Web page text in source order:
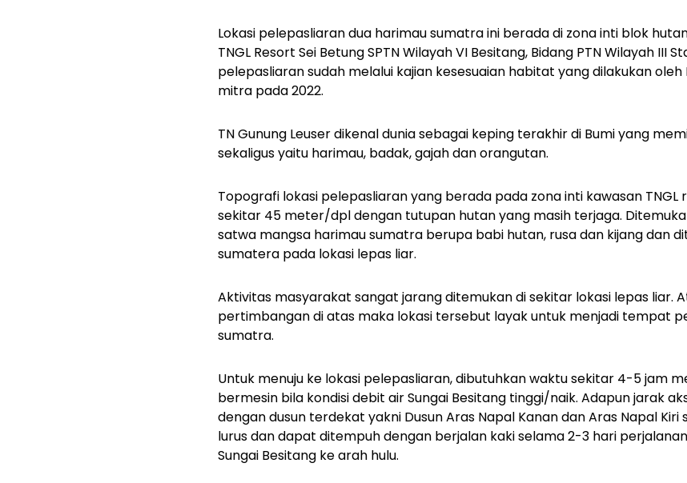
Lokasi pelepasliaran dua harimau sumatra ini berada di zona inti blok
TNGL Resort Sei Betung SPTN Wilayah VI Besitang, Bidang PTN Wilayah III
pelepasliaran sudah melalui kajian kesesuaian habitat yang dilakukan oleh
mitra pada 2022.
TN Gunung Leuser dikenal dunia sebagai keping terakhir di Bumi yang
sekaligus yaitu harimau, badak, gajah dan orangutan.
Topografi lokasi pelepasliaran yang berada pada zona inti kawasan
sekitar 45 meter/dpl dengan tutupan hutan yang masih terjaga.
satwa mangsa harimau sumatra berupa babi hutan, rusa dan kijang dan
sumatera pada lokasi lepas liar.
Aktivitas masyarakat sangat jarang ditemukan di sekitar lokasi lepas liar.
pertimbangan di atas maka lokasi tersebut layak untuk menjadi tempat
sumatra.
Untuk menuju ke lokasi pelepasliaran, dibutuhkan waktu sekitar 4-5 jam
bermesin bila kondisi debit air Sungai Besitang tinggi/naik. Adapun jarak
dengan dusun terdekat yakni Dusun Aras Napal Kanan dan Aras Napal Kiri
lurus dan dapat ditempuh dengan berjalan kaki selama 2-3 hari
Sungai Besitang ke arah hulu.